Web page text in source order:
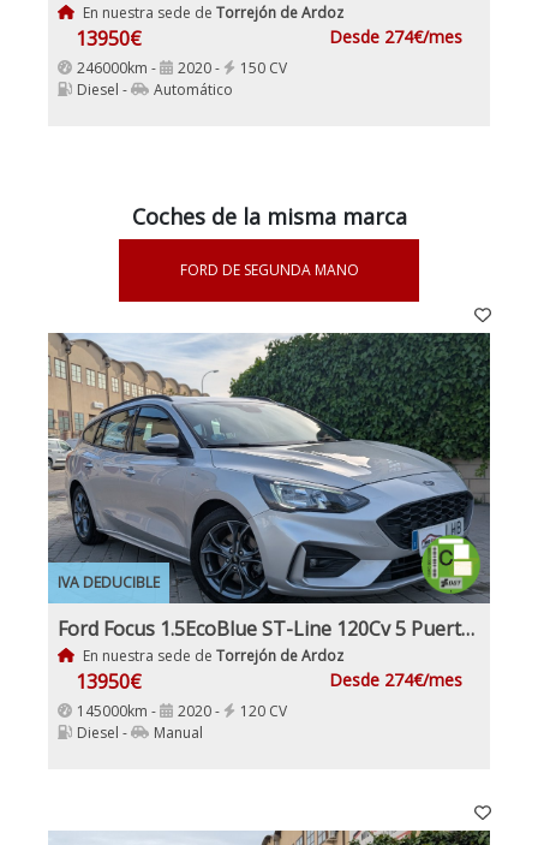
En nuestra sede de Torrejón de Ardoz
13950€ Desde 274€/mes
246000km - 2020 -
150 CV
Diesel -
Automático
Coches de la misma marca
FORD DE SEGUNDA MANO
IVA DEDUCIBLE
Ford Focus 1.5EcoBlue ST-Line 120Cv 5 Puertas Etiqueta Medioambiental C
En nuestra sede de Torrejón de Ardoz
13950€ Desde 274€/mes
145000km - 2020 -
120 CV
Diesel -
Manual